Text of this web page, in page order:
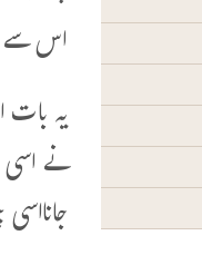
اس سے
یہ
نے